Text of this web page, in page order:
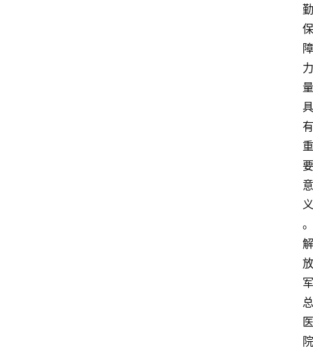
勤
保
障
力
量
具
有
重
要
意
义
。
解
放
军
总
医
院